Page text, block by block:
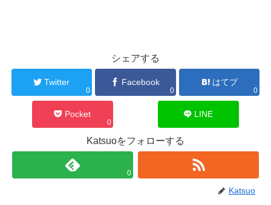
シェアする
Twitter
0
Facebook
0
はてブ
0
Pocket
0
LINE
Katsuoをフォローする
0
Katsuo